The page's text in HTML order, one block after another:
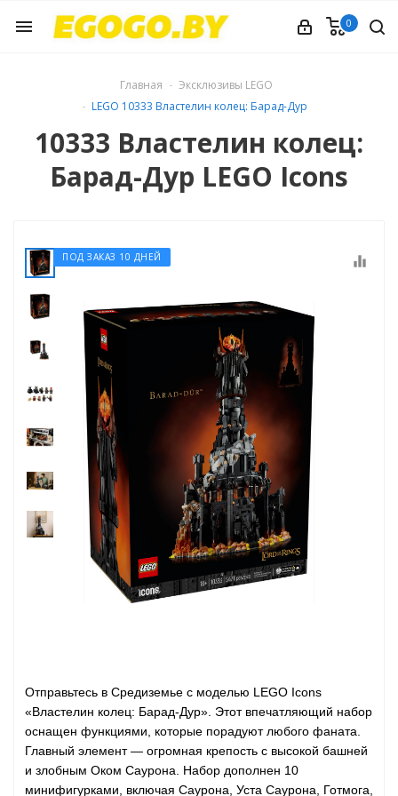
menu 0
Главная
Эксклюзивы LEGO
LEGO 10333 Властелин колец: Барад-Дур
10333 Властелин колец:
Барад-Дур LEGO Icons
ПОД ЗАКАЗ 10 ДНЕЙ equalizer
Отправьтесь в Средиземье с моделью LEGO Icons
«Властелин колец: Барад-Дур». Этот впечатляющий набор
оснащен функциями, которые порадуют любого фаната.
Главный элемент — огромная крепость с высокой башней
и злобным Оком Саурона. Набор дополнен 10
минифигурками, включая Саурона, Уста Саурона, Готмога,